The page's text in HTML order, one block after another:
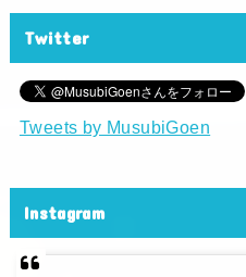
Twitter
Tweets by MusubiGoen
Instagram